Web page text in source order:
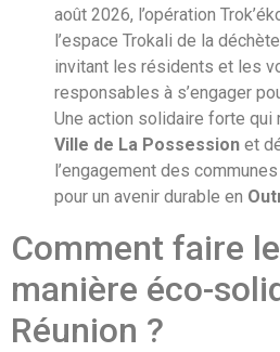
août 2026, l’opération
l’espace Trokali de la
invitant les résidents et les
responsables à s’engager
Une action solidaire forte qui
Ville de La Possession et
l’engagement des
pour un avenir durable en
Comment faire
manière éco-
Réunion ?